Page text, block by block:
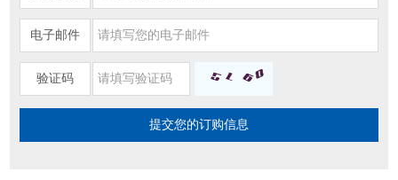
电子邮件
验证码